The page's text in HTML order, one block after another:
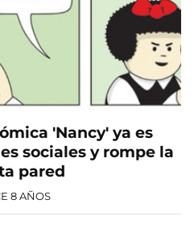
'Nancy' ya es
sociales y rompe la
pared
8 AÑOS